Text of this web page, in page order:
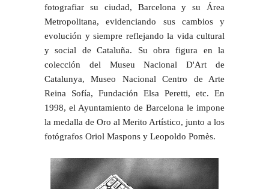
fotografiar su ciudad, Barcelona y su Área
Metropolitana, evidenciando sus cambios y
evolución y siempre reflejando la vida cultural
y social de Cataluña. Su obra figura en la
colección del Museu Nacional D'Art de
Catalunya, Museo Nacional Centro de Arte
Reina Sofía, Fundación Elsa Peretti, etc. En
1998, el Ayuntamiento de Barcelona le impone
la medalla de Oro al Merito Artístico, junto a los
fotógrafos Oriol Maspons y Leopoldo Pomès.